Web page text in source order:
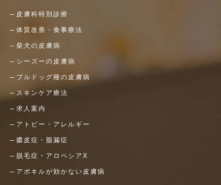
皮膚科特別診療
体質改善・食事療法
柴犬の皮膚病
シーズーの皮膚病
ブルドッグ種の皮膚病
スキンケア療法
求人案内
アトピー・アレルギー
膿皮症・脂漏症
脱毛症・アロペシアX
アポキルが効かない皮膚病